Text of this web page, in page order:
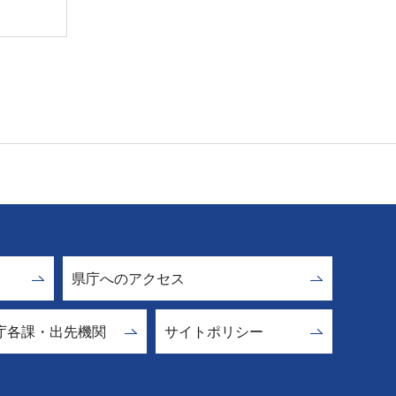
県庁へのアクセス
各課・出先機関 サイトポリシー